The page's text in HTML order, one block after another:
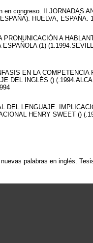
congreso. II JORNADAS
HUELVA, ESPAÑA.
A
(1)
EN LA COMPETENCIA
DEL INGLÉS ()
DEL LENGUAJE:
HENRY SWEET ()
palabras en inglés.